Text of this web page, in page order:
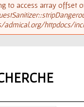
to access array offset
httpdocs/